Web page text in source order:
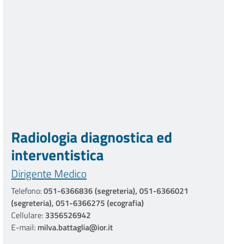
Radiologia diagnostica ed
interventistica
Dirigente Medico
Telefono:051-6366836 (segreteria), 051-6366021
(segreteria), 051-6366275 (ecografia)
Cellulare: 3356526942
E-mail: milva.battaglia@ior.it